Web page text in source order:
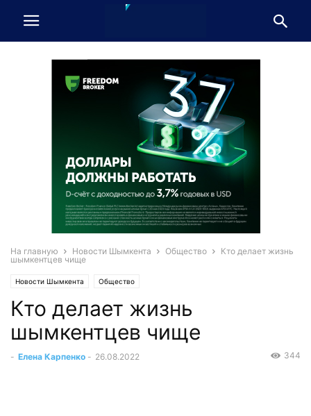
На главную Новости Шымкента Общество
Кто делает жизнь
шымкентцев чище
Новости Шымкента Общество
Кто делает жизнь
шымкентцев чище
- Елена Карпенко - 26.08.2022 344